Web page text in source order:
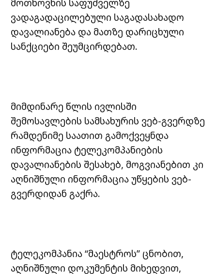
მოთხოვნის საფუძველზე
ვადაგადაცილებული საგადასახადო
დავალიანება და მათზე დარიცხული
სანქციები შეუმცირდებათ.
მიმდინარე წლის ივლისში
შემოსავლების სამსახურის ვებ-გვერდზე
რამდენიმე საათით გამოქვეყნდა
ინფორმაცია ტელეკომპანიების
დავალიანების შესახებ, მოგვიანებით კი
აღნიშნული ინფორმაცია უწყების ვებ-
გვერდიდან გაქრა.
ტელეკომპანია “მაესტროს” ცნობით,
აღნიშნული დოკუმენტის მიხედვით,